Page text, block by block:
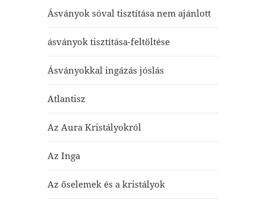
Ásványok sóval tisztítása nem ajánlott
ásványok tisztítása-feltöltése
Ásványokkal ingázás jóslás
Atlantisz
Az Aura Kristályokról
Az Inga
Az őselemek és a kristályok